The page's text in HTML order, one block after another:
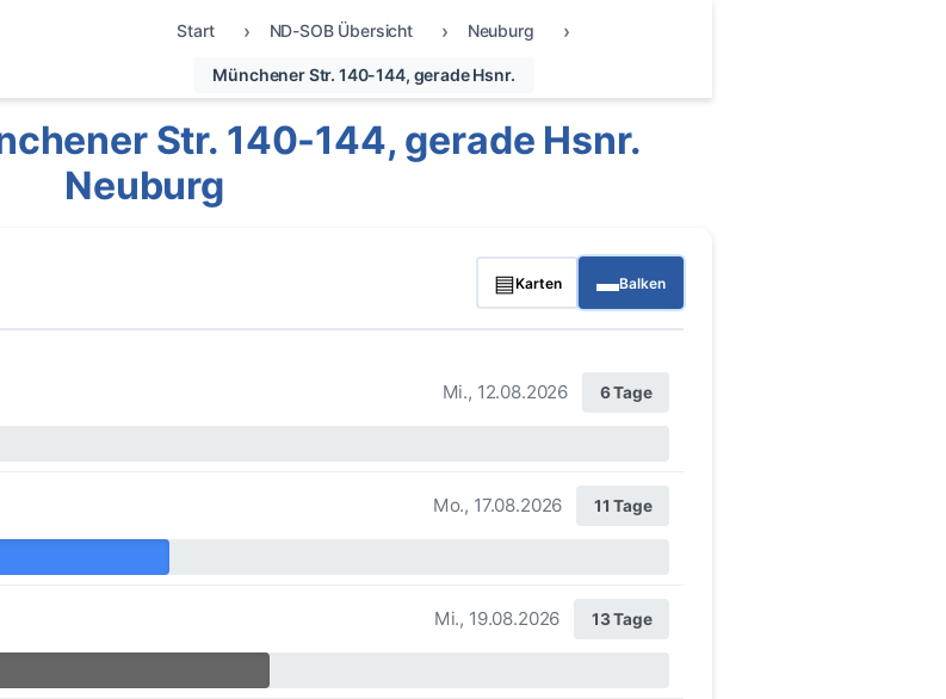
Start ND-SOB Übersicht Neuburg
Münchener Str. 140-144, gerade Hsnr.
Str. 140-144, gerade Hsnr.
Neuburg
▤Karten ▬Balken
Mi., 12.08.2026 6 Tage
Mo., 17.08.2026 11 Tage
Mi., 19.08.2026 13 Tage